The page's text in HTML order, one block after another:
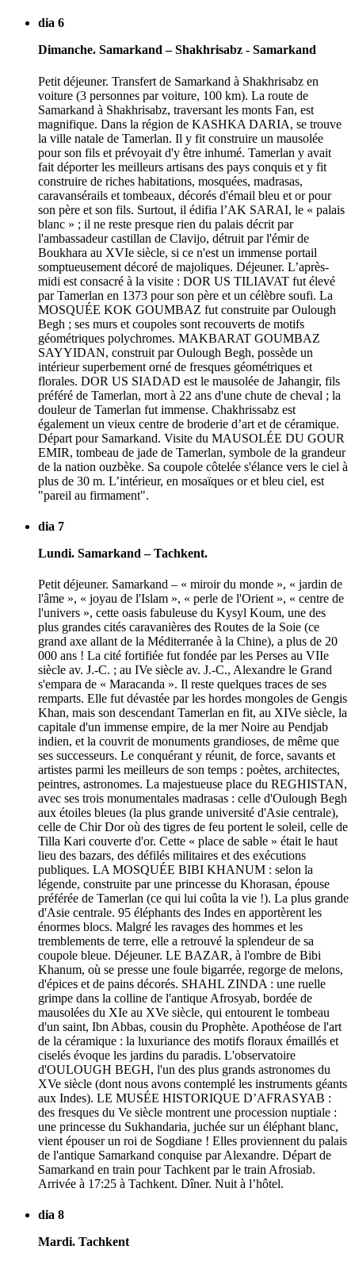
dia 6
Dimanche. Samarkand – Shakhrisabz - Samarkand
Petit déjeuner. Transfert de Samarkand à Shakhrisabz en
voiture (3 personnes par voiture, 100 km). La route de
Samarkand à Shakhrisabz, traversant les monts Fan, est
magnifique. Dans la région de KASHKA DARIA, se trouve
la ville natale de Tamerlan. Il y fit construire un mausolée
pour son fils et prévoyait d'y être inhumé. Tamerlan y avait
fait déporter les meilleurs artisans des pays conquis et y fit
construire de riches habitations, mosquées, madrasas,
caravansérails et tombeaux, décorés d'émail bleu et or pour
son père et son fils. Surtout, il édifia l’AK SARAI, le « palais
blanc » ; il ne reste presque rien du palais décrit par
l'ambassadeur castillan de Clavijo, détruit par l'émir de
Boukhara au XVIe siècle, si ce n'est un immense portail
somptueusement décoré de majoliques. Déjeuner. L’après-
midi est consacré à la visite : DOR US TILIAVAT fut élevé
par Tamerlan en 1373 pour son père et un célèbre soufi. La
MOSQUÉE KOK GOUMBAZ fut construite par Oulough
Begh ; ses murs et coupoles sont recouverts de motifs
géométriques polychromes. MAKBARAT GOUMBAZ
SAYYIDAN, construit par Oulough Begh, possède un
intérieur superbement orné de fresques géométriques et
florales. DOR US SIADAD est le mausolée de Jahangir, fils
préféré de Tamerlan, mort à 22 ans d'une chute de cheval ; la
douleur de Tamerlan fut immense. Chakhrissabz est
également un vieux centre de broderie d’art et de céramique.
Départ pour Samarkand. Visite du MAUSOLÉE DU GOUR
EMIR, tombeau de jade de Tamerlan, symbole de la grandeur
de la nation ouzbèke. Sa coupole côtelée s'élance vers le ciel à
plus de 30 m. L’intérieur, en mosaïques or et bleu ciel, est
"pareil au firmament".
dia 7
Lundi. Samarkand – Tachkent.
Petit déjeuner. Samarkand – « miroir du monde », « jardin de
l'âme », « joyau de l'Islam », « perle de l'Orient », « centre de
l'univers », cette oasis fabuleuse du Kysyl Koum, une des
plus grandes cités caravanières des Routes de la Soie (ce
grand axe allant de la Méditerranée à la Chine), a plus de 20
000 ans ! La cité fortifiée fut fondée par les Perses au VIIe
siècle av. J.-C. ; au IVe siècle av. J.-C., Alexandre le Grand
s'empara de « Maracanda ». Il reste quelques traces de ses
remparts. Elle fut dévastée par les hordes mongoles de Gengis
Khan, mais son descendant Tamerlan en fit, au XIVe siècle, la
capitale d'un immense empire, de la mer Noire au Pendjab
indien, et la couvrit de monuments grandioses, de même que
ses successeurs. Le conquérant y réunit, de force, savants et
artistes parmi les meilleurs de son temps : poètes, architectes,
peintres, astronomes. La majestueuse place du REGHISTAN,
avec ses trois monumentales madrasas : celle d'Oulough Begh
aux étoiles bleues (la plus grande université d'Asie centrale),
celle de Chir Dor où des tigres de feu portent le soleil, celle de
Tilla Kari couverte d'or. Cette « place de sable » était le haut
lieu des bazars, des défilés militaires et des exécutions
publiques. LA MOSQUÉE BIBI KHANUM : selon la
légende, construite par une princesse du Khorasan, épouse
préférée de Tamerlan (ce qui lui coûta la vie !). La plus grande
d'Asie centrale. 95 éléphants des Indes en apportèrent les
énormes blocs. Malgré les ravages des hommes et les
tremblements de terre, elle a retrouvé la splendeur de sa
coupole bleue. Déjeuner. LE BAZAR, à l'ombre de Bibi
Khanum, où se presse une foule bigarrée, regorge de melons,
d'épices et de pains décorés. SHAHL ZINDA : une ruelle
grimpe dans la colline de l'antique Afrosyab, bordée de
mausolées du XIe au XVe siècle, qui entourent le tombeau
d'un saint, Ibn Abbas, cousin du Prophète. Apothéose de l'art
de la céramique : la luxuriance des motifs floraux émaillés et
ciselés évoque les jardins du paradis. L'observatoire
d'OULOUGH BEGH, l'un des plus grands astronomes du
XVe siècle (dont nous avons contemplé les instruments géants
aux Indes). LE MUSÉE HISTORIQUE D’AFRASYAB :
des fresques du Ve siècle montrent une procession nuptiale :
une princesse du Sukhandaria, juchée sur un éléphant blanc,
vient épouser un roi de Sogdiane ! Elles proviennent du palais
de l'antique Samarkand conquise par Alexandre. Départ de
Samarkand en train pour Tachkent par le train Afrosiab.
Arrivée à 17:25 à Tachkent. Dîner. Nuit à l’hôtel.
dia 8
Mardi. Tachkent